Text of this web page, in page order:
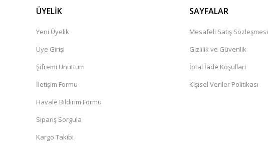
ÜYELİK
Yeni Üyelik
Üye Girişi
Şifremi Unuttum
İletişim Formu
Havale Bildirim Formu
Sipariş Sorgula
Kargo Takibi
SAYFALAR
Mesafeli Satış Sözleşmesi
Gizlilik ve Güvenlik
İptal İade Koşullari
Kişisel Veriler Politikası